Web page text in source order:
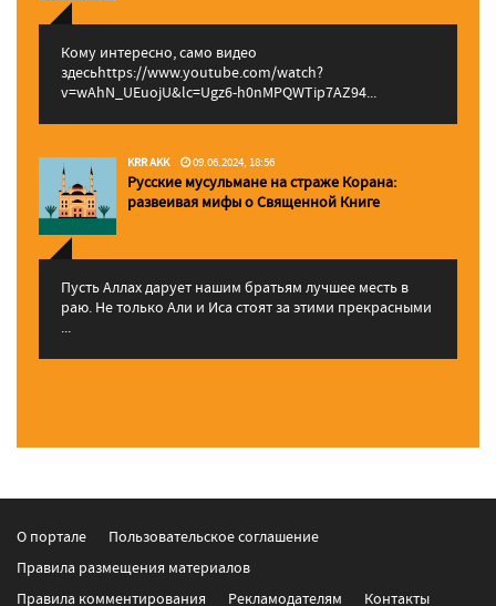
Кому интересно, само видео
здесьhttps://www.youtube.com/watch?
v=wAhN_UEuojU&lc=Ugz6-h0nMPQWTip7AZ94...
KRR AKK 09.06.2024, 18:56
Русские мусульмане на страже Корана:
pазвеивая мифы о Священной Книге
Пусть Аллах дарует нашим братьям лучшее месть в
раю. Не только Али и Иса стоят за этими прекрасными
...
О портале
Пользовательское соглашение
Правила размещения материалов
Правила комментирования
Рекламодателям Контакты